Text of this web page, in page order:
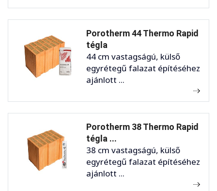
Porotherm 44 Thermo Rapid
tégla
44 cm vastagságú, külső
egyrétegű falazat építéséhez
ajánlott ...
Porotherm 38 Thermo Rapid
tégla ...
38 cm vastagságú, külső
egyrétegű falazat építéséhez
ajánlott ...